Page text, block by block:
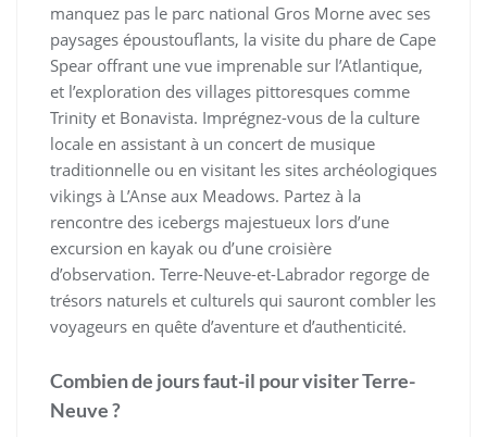
manquez pas le parc national Gros Morne avec ses
paysages époustouflants, la visite du phare de Cape
Spear offrant une vue imprenable sur l’Atlantique,
et l’exploration des villages pittoresques comme
Trinity et Bonavista. Imprégnez-vous de la culture
locale en assistant à un concert de musique
traditionnelle ou en visitant les sites archéologiques
vikings à L’Anse aux Meadows. Partez à la
rencontre des icebergs majestueux lors d’une
excursion en kayak ou d’une croisière
d’observation. Terre-Neuve-et-Labrador regorge de
trésors naturels et culturels qui sauront combler les
voyageurs en quête d’aventure et d’authenticité.
Combien de jours faut-il pour visiter Terre-
Neuve ?